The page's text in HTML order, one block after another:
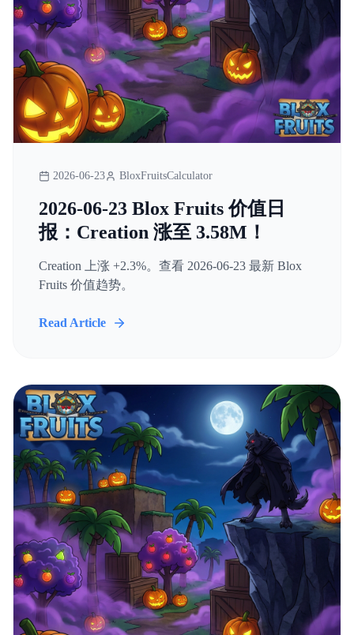
2026-06-23 BloxFruitsCalculator
2026-06-23 Blox Fruits 价值日
报：Creation 涨至 3.58M！
Creation 上涨 +2.3%。查看 2026-06-23 最新 Blox
Fruits 价值趋势。
Read Article